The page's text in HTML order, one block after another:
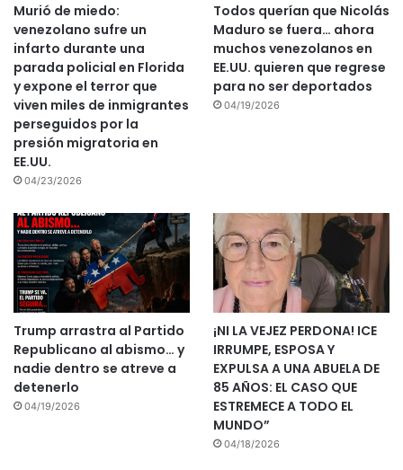
Murió de miedo:
venezolano sufre un
infarto durante una
parada policial en Florida
y expone el terror que
viven miles de inmigrantes
perseguidos por la
presión migratoria en
EE.UU.
04/23/2026
Todos querían que Nicolás
Maduro se fuera… ahora
muchos venezolanos en
EE.UU. quieren que regrese
para no ser deportados
04/19/2026
Trump arrastra al Partido
Republicano al abismo… y
nadie dentro se atreve a
detenerlo
04/19/2026
¡NI LA VEJEZ PERDONA! ICE
IRRUMPE, ESPOSA Y
EXPULSA A UNA ABUELA DE
85 AÑOS: EL CASO QUE
ESTREMECE A TODO EL
MUNDO”
04/18/2026